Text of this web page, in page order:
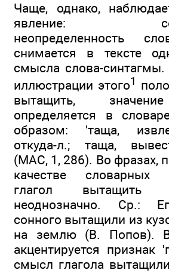
Чаще, однако,
явление:
неопределенность
снимается в тексте
смысла слова-
иллюстрации этого1
вытащить,
определяется в
образом: 'таща,
откуда-л.; таща,
(MAC, 1, 286). Во фразах,
качестве словарных
глагол вытащить
неоднозначно. Ср.:
сонного вытащили из
на землю (В. Попов).
акцентируется признак
смысл глагола